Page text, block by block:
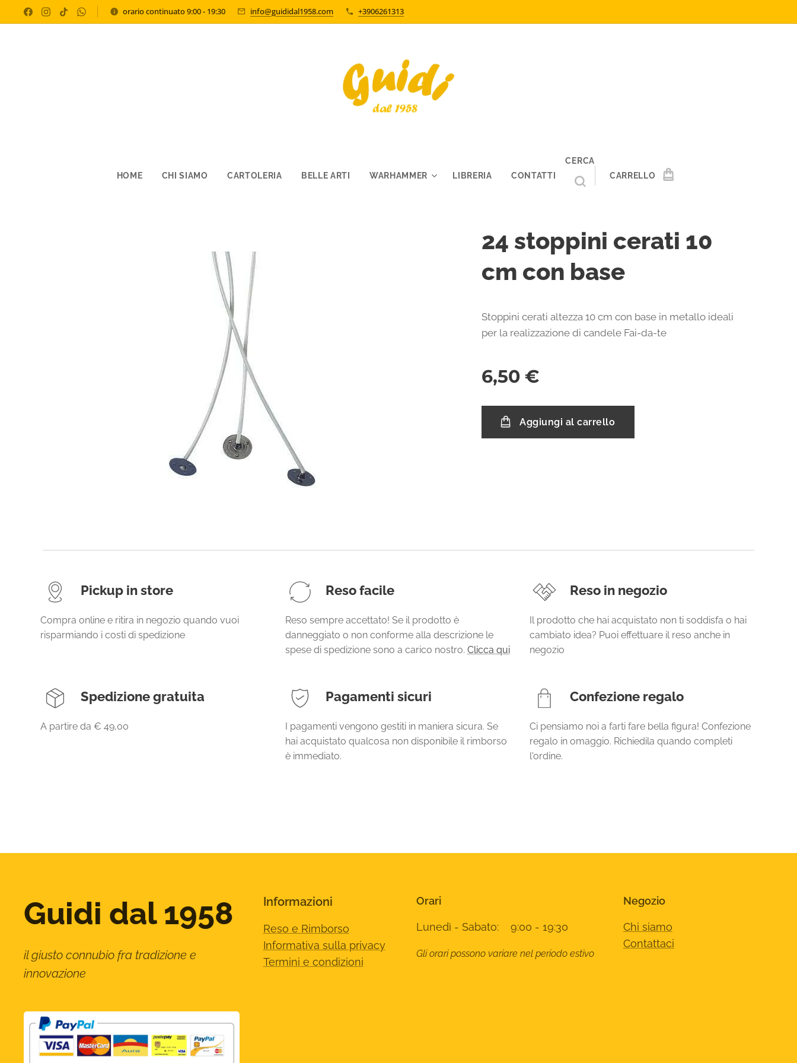
orario continuato 9:00 - 19:30 info@guididal1958.com +3906261313
HOME CHI SIAMO CARTOLERIA BELLE ARTI WARHAMMER LIBRERIA CONTATTI
CERCA
CARRELLO
24 stoppini cerati 10
cm con base
Stoppini cerati altezza 10 cm con base in metallo ideali
per la realizzazione di candele Fai-da-te
6,50 €
Aggiungi al carrello
Pickup in store
Compra online e ritira in negozio quando vuoi
risparmiando i costi di spedizione
Reso facile
Reso sempre accettato! Se il prodotto è
danneggiato o non conforme alla descrizione le
spese di spedizione sono a carico nostro. Clicca qui
Reso in negozio
Il prodotto che hai acquistato non ti soddisfa o hai
cambiato idea? Puoi effettuare il reso anche in
negozio
Spedizione gratuita
A partire da € 49,00
Pagamenti sicuri
I pagamenti vengono gestiti in maniera sicura. Se
hai acquistato qualcosa non disponibile il rimborso
è immediato.
Confezione regalo
Ci pensiamo noi a farti fare bella figura! Confezione
regalo in omaggio. Richiedila quando completi
l'ordine.
Guidi dal 1958
il giusto connubio fra tradizione e
innovazione
Informazioni
Reso e Rimborso
Informativa sulla privacy
Termini e condizioni
Orari
Lunedì - Sabato: 9:00 - 19:30
Gli orari possono variare nel periodo estivo
Negozio
Chi siamo
Contattaci